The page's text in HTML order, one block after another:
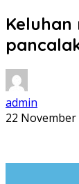
admin
22 November